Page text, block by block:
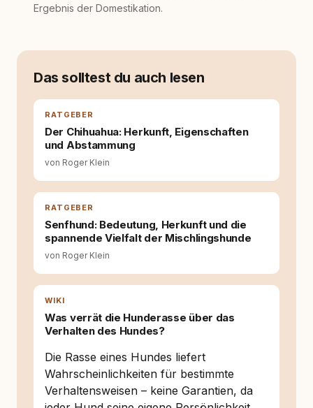
Ergebnis der Domestikation.
Das solltest du auch lesen
RATGEBER
Der Chihuahua: Herkunft, Eigenschaften
und Abstammung
von Roger Klein
RATGEBER
Senfhund: Bedeutung, Herkunft und die
spannende Vielfalt der Mischlingshunde
von Roger Klein
WIKI
Was verrät die Hunderasse über das
Verhalten des Hundes?
Die Rasse eines Hundes liefert
Wahrscheinlichkeiten für bestimmte
Verhaltensweisen – keine Garantien, da